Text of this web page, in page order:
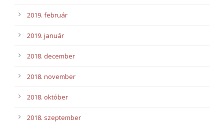
2019. február
2019. január
2018. december
2018. november
2018. október
2018. szeptember